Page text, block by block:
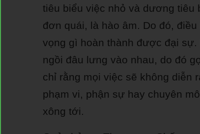
tiêu biểu việc nhỏ và dương tiêu
đơn quái, là hào âm. Do đó,
vọng gì hoàn thành được đại
ngồi đâu lưng vào nhau, do đó
chỉ rằng mọi việc sẽ không diễn
phạm vi, phận sự hay chuyên
xông tới.